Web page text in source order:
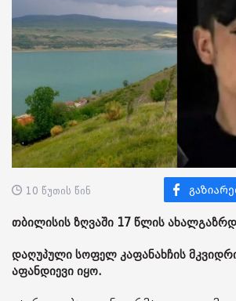
10 წუთის წინ
თბილისის ზღვაში 17 წლის
დაღუპული სოფელ კაფანახჩის
აფანდიევი იყო.